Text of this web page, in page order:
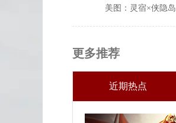
美图：灵宿×侠隐岛
更多推荐
近期热点